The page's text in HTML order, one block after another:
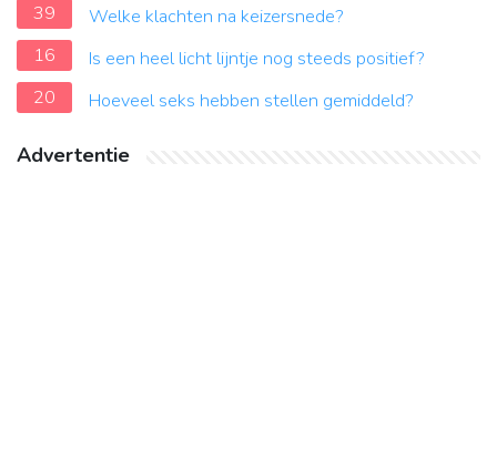
39
Welke klachten na keizersnede?
16
Is een heel licht lijntje nog steeds positief?
20
Hoeveel seks hebben stellen gemiddeld?
Advertentie